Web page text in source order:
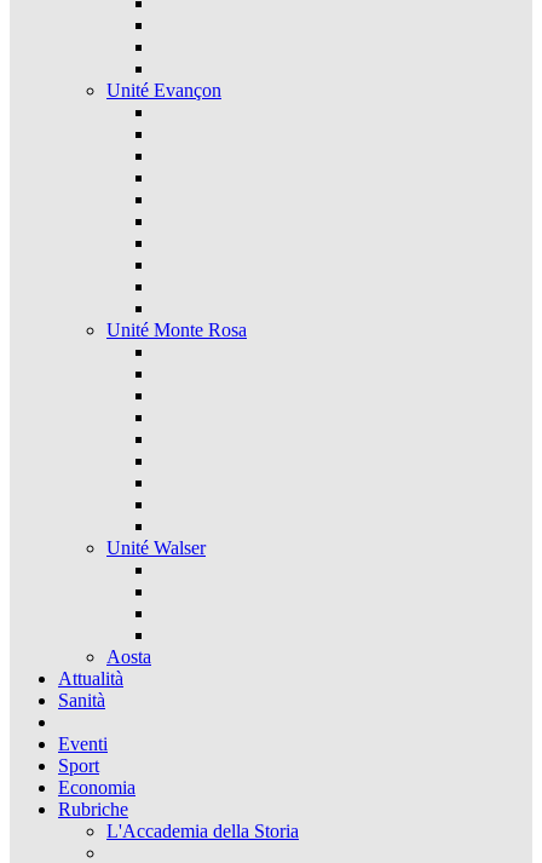
Unité Evançon
Unité Monte Rosa
Unité Walser
Aosta
Attualità
Sanità
Eventi
Sport
Economia
Rubriche
L'Accademia della Storia